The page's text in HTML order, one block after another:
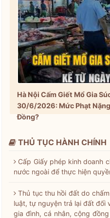
Hà Nội Cấm Giết Mổ Gia
30/6/2026: Mức Phạt
Đồng?
THỦ TỤC HÀNH CHÍNH
Cấp Giấy phép kinh doanh
nước ngoài để thực hiện
Thủ tục thu hồi đất do
luật, tự nguyện trả lại đất đối
gia đình, cá nhân, cộng